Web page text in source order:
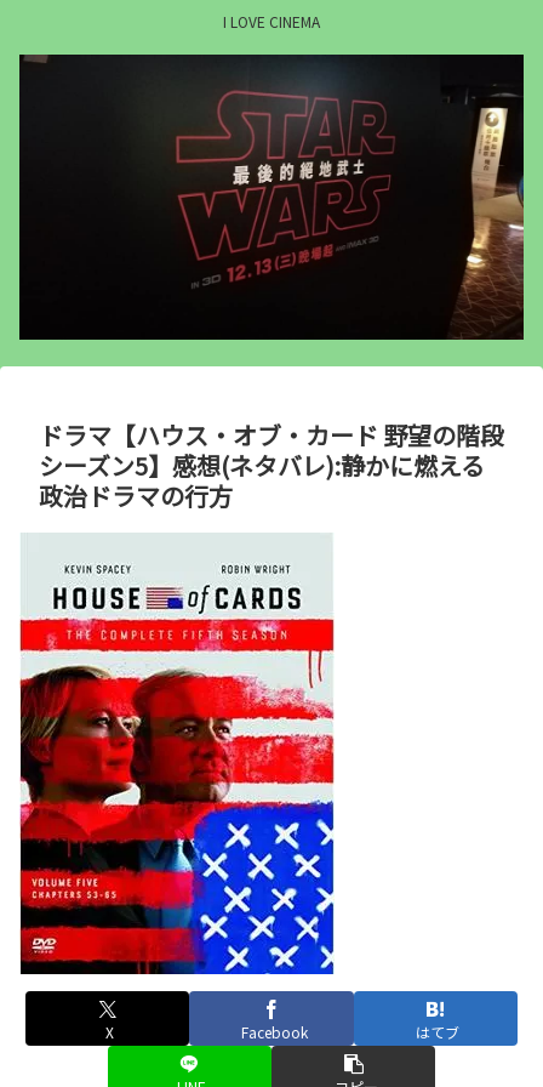
I LOVE CINEMA
ドラマ【ハウス・オブ・カード 野望の階段
シーズン5】感想(ネタバレ):静かに燃える
政治ドラマの行方
X Facebook はてブ